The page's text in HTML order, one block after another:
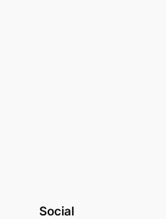
Social